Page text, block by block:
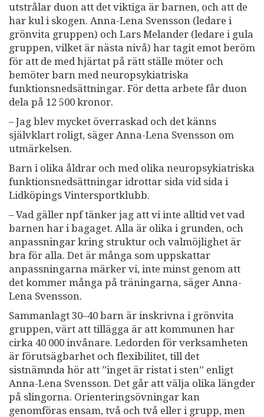
utstrålar duon att det viktiga är barnen, och att de
har kul i skogen. Anna-Lena Svensson (ledare i
grönvita gruppen) och Lars Melander (ledare i gula
gruppen, vilket är nästa nivå) har tagit emot beröm
för att de med hjärtat på rätt ställe möter och
bemöter barn med neuropsykiatriska
funktionsnedsättningar. För detta arbete får duon
dela på 12 500 kronor.
– Jag blev mycket överraskad och det känns
självklart roligt, säger Anna-Lena Svensson om
utmärkelsen.
Barn i olika åldrar och med olika neuropsykiatriska
funktionsnedsättningar idrottar sida vid sida i
Lidköpings Vintersportklubb.
– Vad gäller npf tänker jag att vi inte alltid vet vad
barnen har i bagaget. Alla är olika i grunden, och
anpassningar kring struktur och valmöjlighet är
bra för alla. Det är många som uppskattar
anpassningarna märker vi, inte minst genom att
det kommer många på träningarna, säger Anna-
Lena Svensson.
Sammanlagt 30–40 barn är inskrivna i grönvita
gruppen, värt att tillägga är att kommunen har
cirka 40 000 invånare. Ledorden för verksamheten
är förutsägbarhet och flexibilitet, till det
sistnämnda hör att ”inget är ristat i sten” enligt
Anna-Lena Svensson. Det går att välja olika längder
på slingorna. Orienteringsövningar kan
genomföras ensam, två och två eller i grupp, men